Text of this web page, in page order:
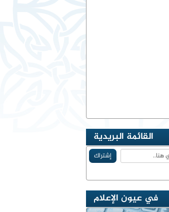
القائمة البريدية
في عيون الإعلام